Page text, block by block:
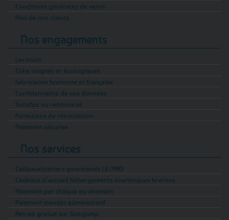
Conditions générales de vente
Avis de nos clients
Nos engagements
Livraison
Colis soignés et écologiques
Fabrication bretonne et française
Confidentialité de vos données
Satisfait ou remboursé
Formulaire de rétractation
Paiement sécurisé
Nos services
Cadeaux/paniers gourmands CE/PRO
Cadeaux d’accueil hébergements touristiques bretons
Paiement par chèque ou virement
Paiement mandat administratif
Retrait gratuit sur Guingamp